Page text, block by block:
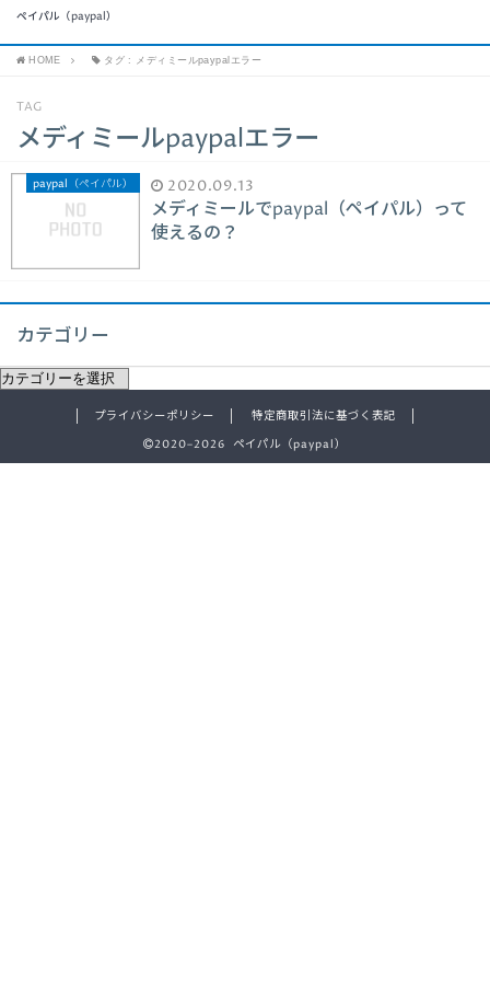
ペイパル（paypal）
HOME タグ : メディミールpaypalエラー
TAG
メディミールpaypalエラー
paypal（ペイパル） 2020.09.13
メディミールでpaypal（ペイパル）って
使えるの？
カテゴリー
プライバシーポリシー
特定商取引法に基づく表記
2020–2026 ペイパル（paypal）